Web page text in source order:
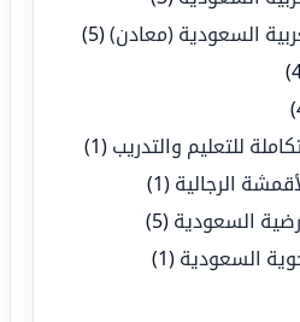
السعودية (معادن)(5)
للتعليم والتدريب (1)
الرجالية (1)
السعودية (5)
السعودية (1)